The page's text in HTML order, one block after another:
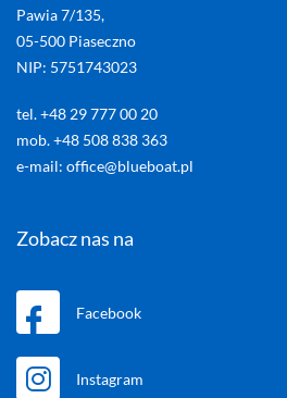
Pawia 7/135,
05-500 Piaseczno
NIP: 5751743023
tel. +48 29 777 00 20
mob. +48 508 838 363
e-mail: office@blueboat.pl
Zobacz nas na
Facebook
Instagram